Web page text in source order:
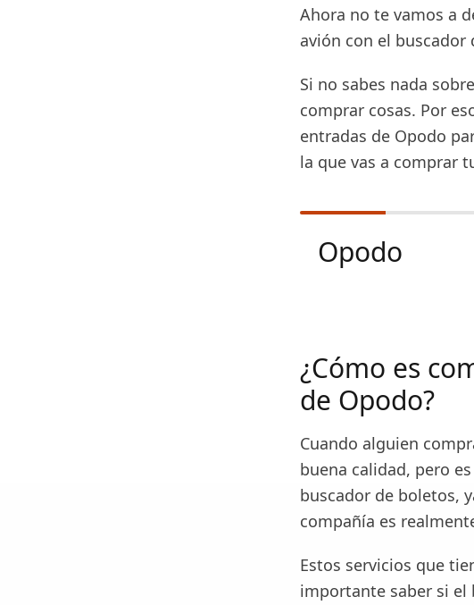
Ahora no te vamos a
avión con el buscador
Si no sabes nada
comprar cosas. Por
entradas de Opodo
la que vas a comprar
Opodo
¿Cómo es
de Opodo?
Cuando alguien
buena calidad, pero
buscador de boletos,
compañía es
Estos servicios que
importante saber si el